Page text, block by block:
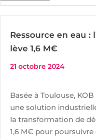
Ressource en eau :
lève 1,6 M€
21 octobre 2024
Basée à Toulouse,
une solution
la transformation de
1,6 M€ pour